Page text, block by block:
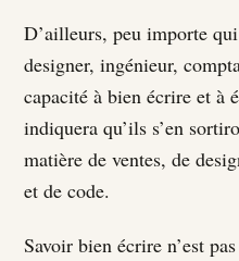
D’ailleurs, peu importe
designer, ingénieur,
capacité à bien écrire et à
indiquera qu’ils s’en
matière de ventes, de
et de code.
Savoir bien écrire n’est